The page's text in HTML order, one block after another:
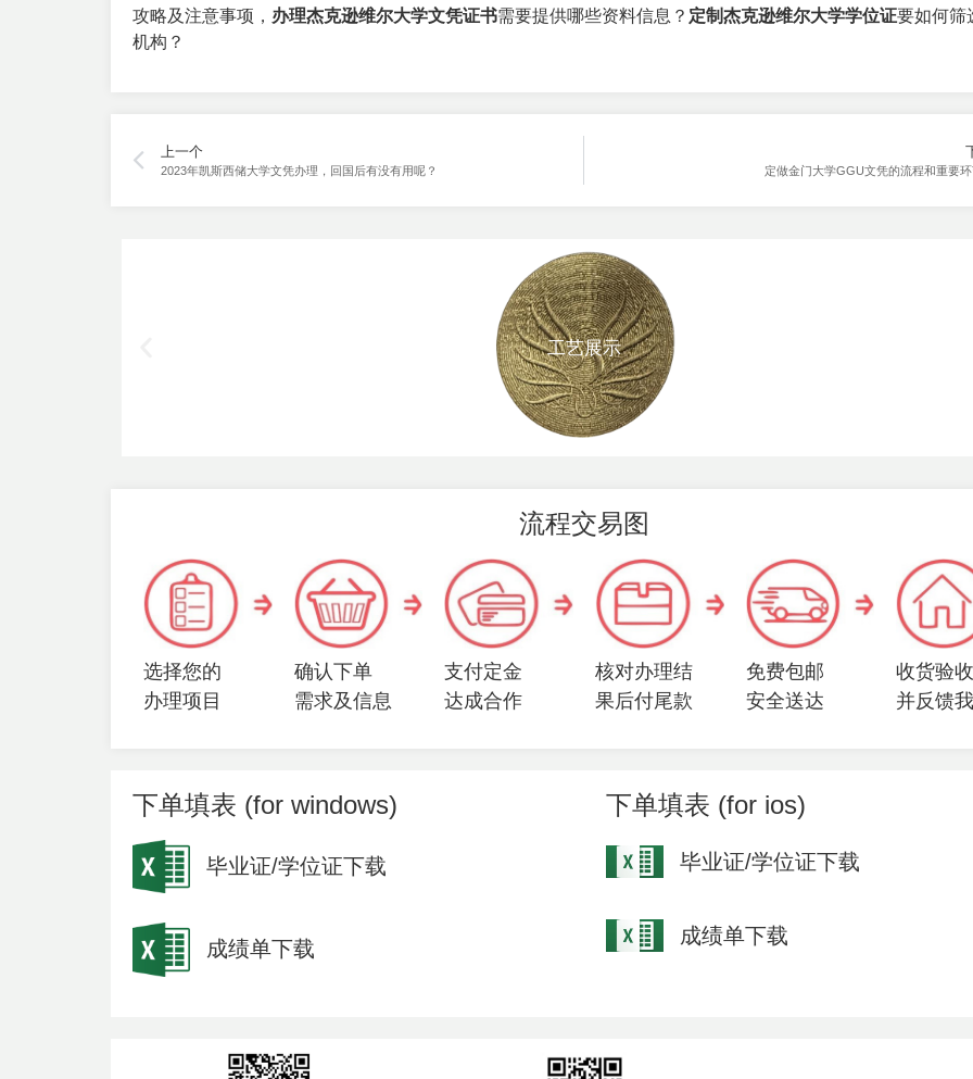
攻略及注意事项， 办理杰克逊维尔大学文凭证书需要提供哪些资料信息？ 定制杰克逊维尔大学学位证要如何筛
机构？
上一个
2023年凯斯西储大学文凭办理，回国后有没有用呢？ 定做金门大学GGU文凭的流程和重要
工艺展示
流程交易图
选择您的
办理项目
确认下单
需求及信息
支付定金
达成合作
核对办理结
果后付尾款
免费包邮
安全送达
收货验
并反馈
下单填表 (for windows)
毕业证/学位证下载
成绩单下载
下单填表 (for ios)
毕业证/学位证下载
成绩单下载